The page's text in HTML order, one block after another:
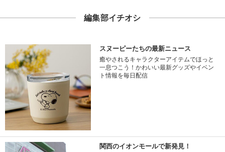
編集部イチオシ
スヌーピーたちの最新ニュース
癒やされるキャラクターアイテムでほっと
一息つこう！かわいい最新グッズやイベン
ト情報を毎日配信
関西のイオンモールで新発見！